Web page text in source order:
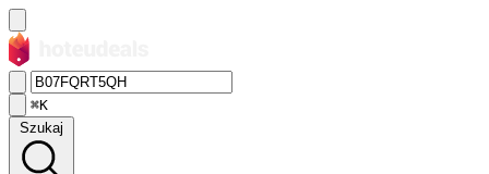
⌘K
Szukaj